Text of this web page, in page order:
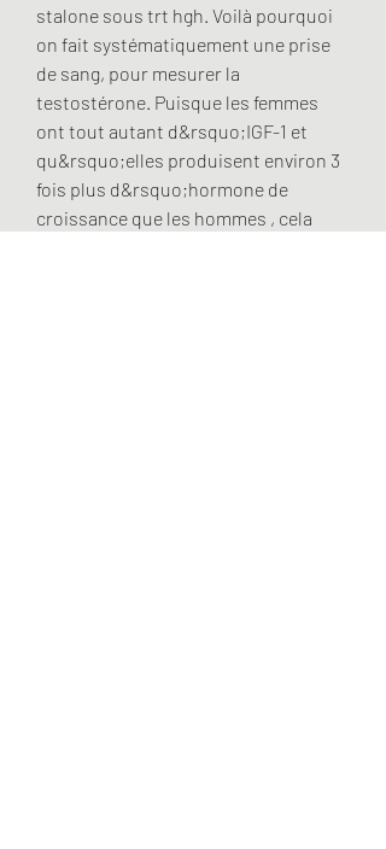
stalone sous trt hgh. Voilà pourquoi
on fait systématiquement une prise
de sang, pour mesurer la
testostérone. Puisque les femmes
ont tout autant d&rsquo;IGF-1 et
qu&rsquo;elles produisent environ 3
fois plus d&rsquo;hormone de
croissance que les hommes , cela